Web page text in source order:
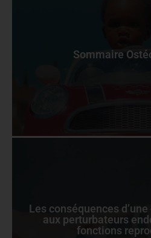
Sommaire
Les conséquences
aux perturbateurs
fonctions